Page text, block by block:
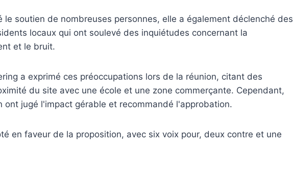
le soutien de nombreuses personnes, elle a également déclenché des
locaux qui ont soulevé des inquiétudes concernant la
et le bruit.
a exprimé ces préoccupations lors de la réunion, citant des
du site avec une école et une zone commerçante. Cependant,
ont jugé l'impact gérable et recommandé l'approbation.
en faveur de la proposition, avec six voix pour, deux contre et une